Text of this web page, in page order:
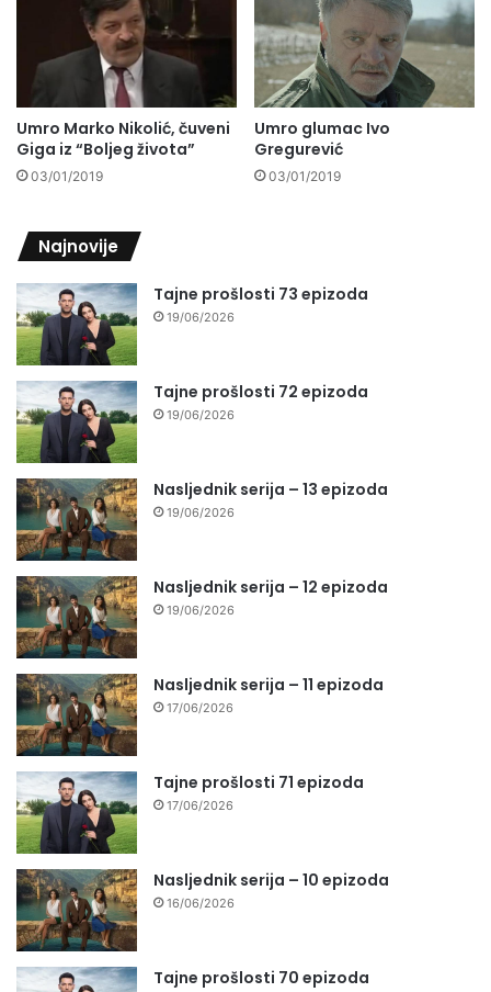
Umro Marko Nikolić, čuveni
Giga iz “Boljeg života”
03/01/2019
Umro glumac Ivo
Gregurević
03/01/2019
Najnovije
Tajne prošlosti 73 epizoda
19/06/2026
Tajne prošlosti 72 epizoda
19/06/2026
Nasljednik serija – 13 epizoda
19/06/2026
Nasljednik serija – 12 epizoda
19/06/2026
Nasljednik serija – 11 epizoda
17/06/2026
Tajne prošlosti 71 epizoda
17/06/2026
Nasljednik serija – 10 epizoda
16/06/2026
Tajne prošlosti 70 epizoda